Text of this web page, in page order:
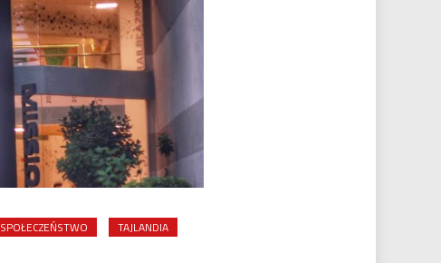
SPOŁECZEŃSTWO
TAJLANDIA